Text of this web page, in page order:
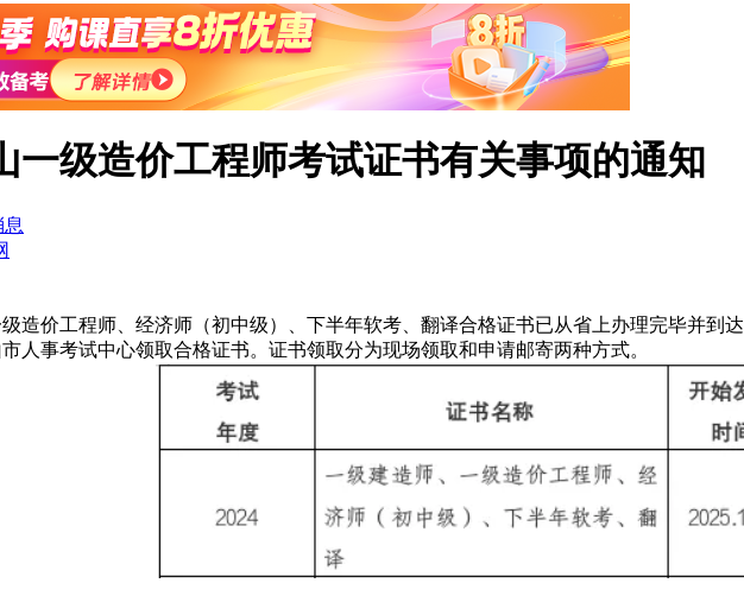
一级造价工程师考试证书有关事项的通知
价工程师、经济师（初中级）、下半年软考、翻译合格证书已从省上办理完毕并到
人事考试中心领取合格证书。证书领取分为现场领取和申请邮寄两种方式。